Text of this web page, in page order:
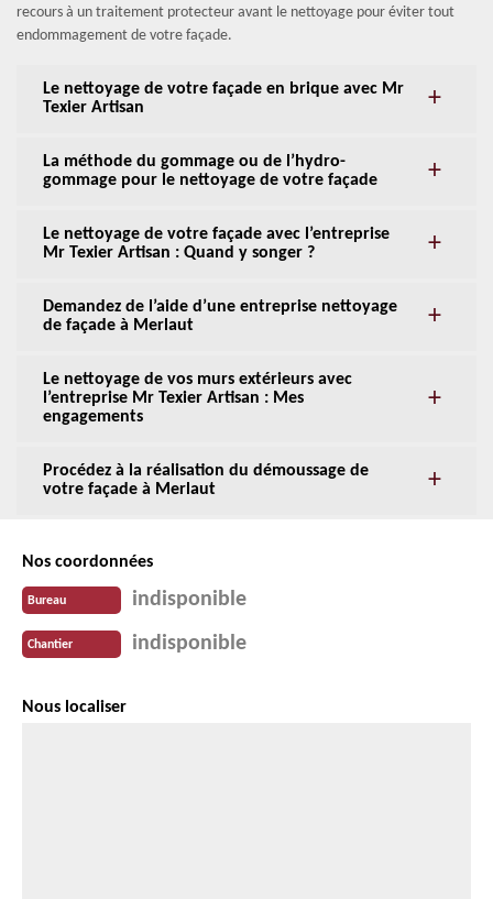
recours à un traitement protecteur avant le nettoyage pour éviter tout
endommagement de votre façade.
Le nettoyage de votre façade en brique avec Mr
Texier Artisan
La méthode du gommage ou de l’hydro-
gommage pour le nettoyage de votre façade
Le nettoyage de votre façade avec l’entreprise
Mr Texier Artisan : Quand y songer ?
Demandez de l’aide d’une entreprise nettoyage
de façade à Merlaut
Le nettoyage de vos murs extérieurs avec
l’entreprise Mr Texier Artisan : Mes
engagements
Procédez à la réalisation du démoussage de
votre façade à Merlaut
Nos coordonnées
Bureau indisponible
Chantier indisponible
Nous localiser